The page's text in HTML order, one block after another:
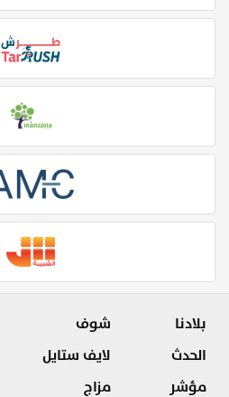
بلادنا
الحدث
مؤشر
شوف
لايف ستايل
مزاج